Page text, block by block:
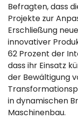
Befragten, dass
Projekte zur
Erschließung
innovativer
62 Prozent der
dass ihr Einsatz
der Bewältigung
in dynamischen
Maschinenbau.